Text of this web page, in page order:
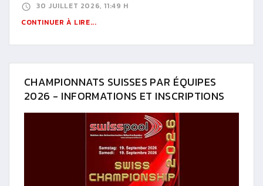
30 JUILLET 2026, 11:49 H
CONTINUER À LIRE...
CHAMPIONNATS SUISSES PAR ÉQUIPES
2026 - INFORMATIONS ET INSCRIPTIONS